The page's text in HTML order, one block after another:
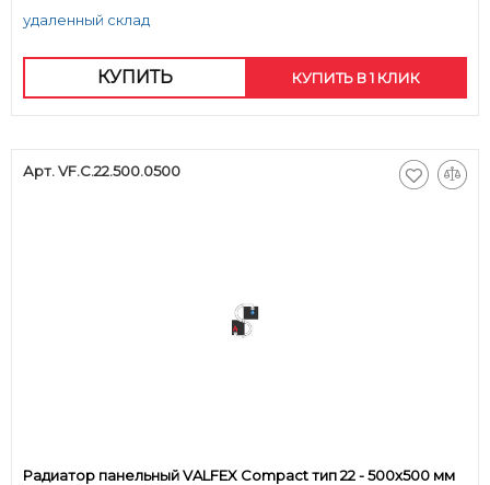
удаленный склад
КУПИТЬ КУПИТЬ В 1 КЛИК
Арт. VF.C.22.500.0500
Радиатор панельный VALFEX Compact тип 22 - 500x500 мм